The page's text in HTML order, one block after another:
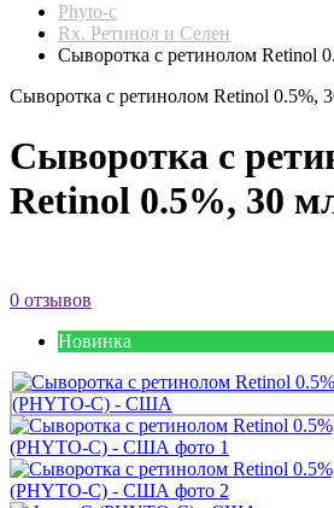
Phyto-c
Rx. Ретинол и Селен
Сыворотка с ретинолом Retinol
Сыворотка с ретинолом Retinol 0.5%,
Сыворотка с
Retinol 0.5%, 30
0 отзывов
Новинка